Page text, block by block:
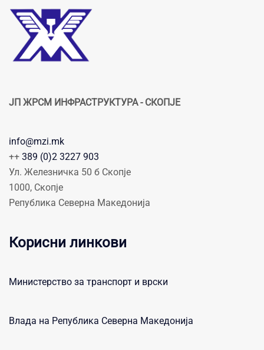
ЈП ЖРСМ ИНФРАСТРУКТУРА - СКОПЈЕ
info@mzi.mk
++ 389 (0)2 3227 903
Ул. Железничка 50 б Скопје
1000, Скопје
Република Северна Македонија
Корисни линкови
Министерство за транспорт и врски
Влада на Република Северна Македонија